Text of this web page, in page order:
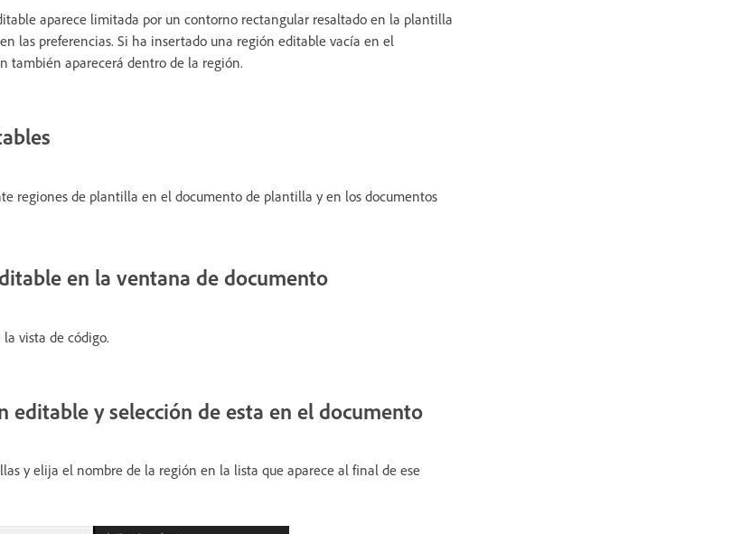
aparece limitada por un contorno rectangular resaltado en la plantilla
las preferencias. Si ha insertado una región editable vacía en el
también aparecerá dentro de la región.
regiones de plantilla en el documento de plantilla y en los documentos
en la ventana de documento
vista de código.
editable y selección de esta en el documento
y elija el nombre de la región en la lista que aparece al final de ese